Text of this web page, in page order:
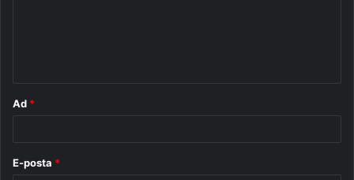
Ad *
E-posta *